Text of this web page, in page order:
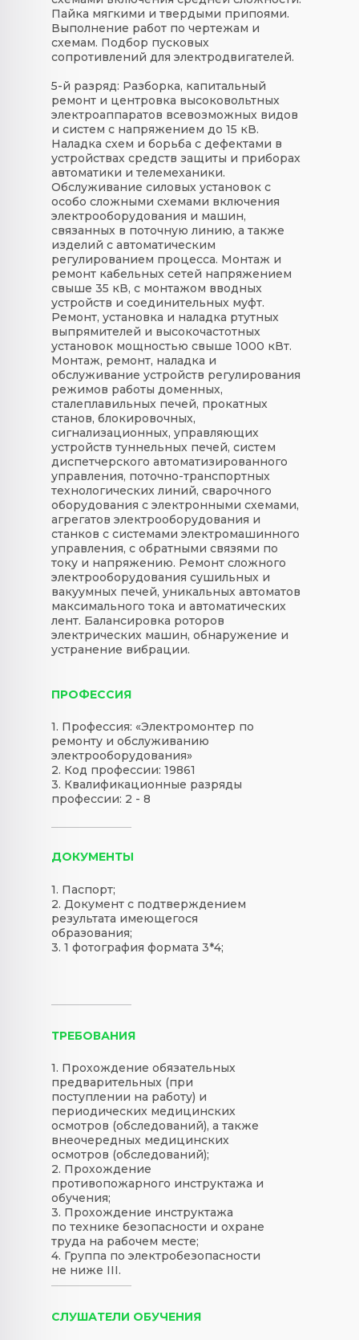
Пайка мягкими и твердыми припоями.
Выполнение работ по чертежам и
схемам. Подбор пусковых
сопротивлений для электродвигателей.
5-й разряд: Разборка, капитальный
ремонт и центровка высоковольтных
электроаппаратов всевозможных видов
и систем с напряжением до 15 кВ.
Наладка схем и борьба с дефектами в
устройствах средств защиты и приборах
автоматики и телемеханики.
Обслуживание силовых установок с
особо сложными схемами включения
электрооборудования и машин,
связанных в поточную линию, а также
изделий с автоматическим
регулированием процесса. Монтаж и
ремонт кабельных сетей напряжением
свыше 35 кВ, с монтажом вводных
устройств и соединительных муфт.
Ремонт, установка и наладка ртутных
выпрямителей и высокочастотных
установок мощностью свыше 1000 кВт.
Монтаж, ремонт, наладка и
обслуживание устройств регулирования
режимов работы доменных,
сталеплавильных печей, прокатных
станов, блокировочных,
сигнализационных, управляющих
устройств туннельных печей, систем
диспетчерского автоматизированного
управления, поточно-транспортных
технологических линий, сварочного
оборудования с электронными схемами,
агрегатов электрооборудования и
станков с системами электромашинного
управления, с обратными связями по
току и напряжению. Ремонт сложного
электрооборудования сушильных и
вакуумных печей, уникальных автоматов
максимального тока и автоматических
лент. Балансировка роторов
электрических машин, обнаружение и
устранение вибрации.
ПРОФЕССИЯ
ДОКУМЕНТЫ
СЛУШАТЕЛИ ОБУЧЕНИЯ
ТРЕБОВАНИЯ
1. Профессия: «Электромонтер по
ремонту и обслуживанию
электрооборудования»
2. Код профессии: 19861
3. Квалификационные разряды
профессии: 2 - 8
1. Паспорт;
2. Документ с подтверждением
результата имеющегося
образования;
3. 1 фотография формата 3*4;
1. Прохождение обязательных
предварительных (при
поступлении на работу) и
периодических медицинских
осмотров (обследований), а также
внеочередных медицинских
осмотров (обследований);
2. Прохождение
противопожарного инструктажа и
обучения;
3. Прохождение инструктажа
по технике безопасности и охране
труда на рабочем месте;
4. Группа по электробезопасности
не ниже III.